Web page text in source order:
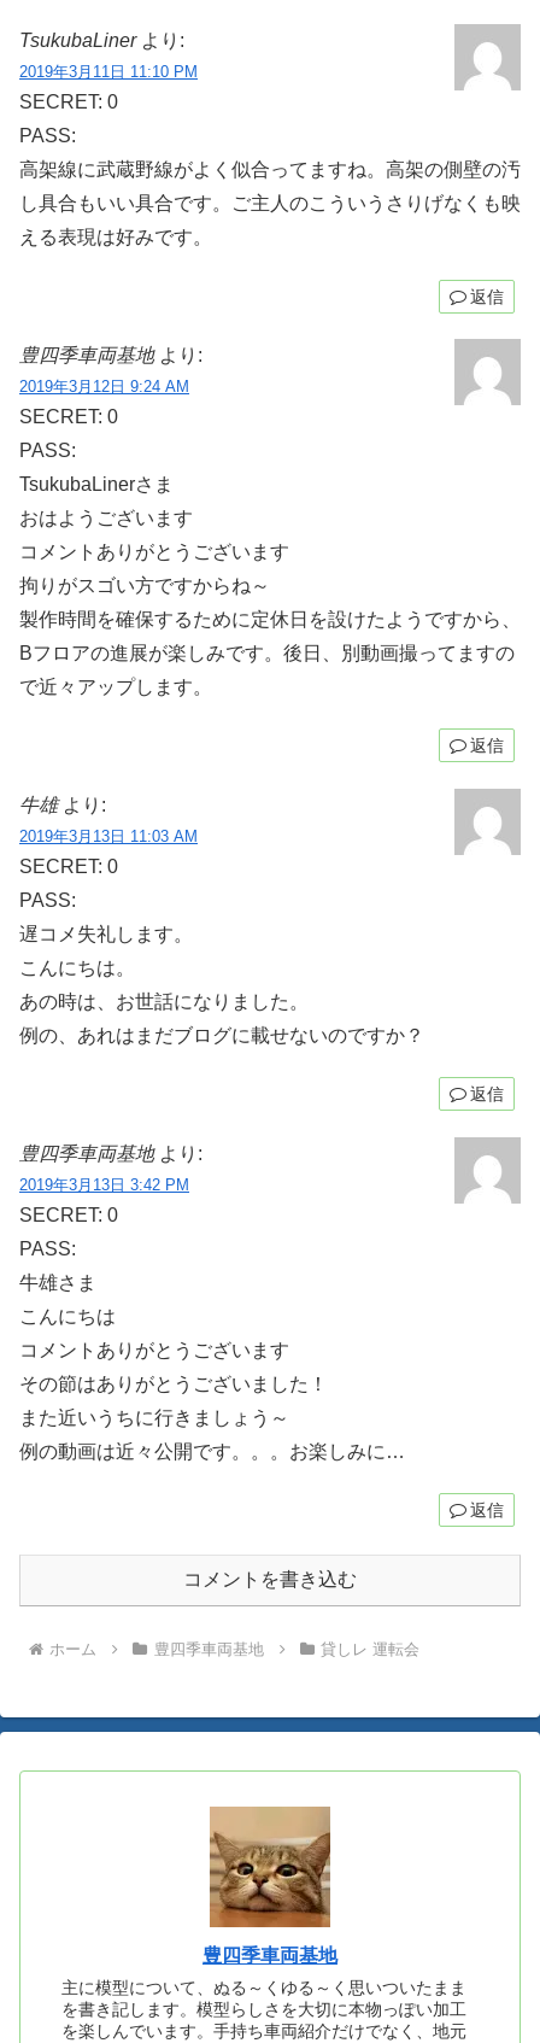
TsukubaLiner より:
2019年3月11日 11:10 PM
SECRET: 0
PASS:
高架線に武蔵野線がよく似合ってますね。高架の側壁の汚
し具合もいい具合です。ご主人のこういうさりげなくも映
える表現は好みです。
返信
豊四季車両基地 より:
2019年3月12日 9:24 AM
SECRET: 0
PASS:
TsukubaLinerさま
おはようございます
コメントありがとうございます
拘りがスゴい方ですからね～
製作時間を確保するために定休日を設けたようですから、
Bフロアの進展が楽しみです。後日、別動画撮ってますの
で近々アップします。
返信
牛雄 より:
2019年3月13日 11:03 AM
SECRET: 0
PASS:
遅コメ失礼します。
こんにちは。
あの時は、お世話になりました。
例の、あれはまだブログに載せないのですか？
返信
豊四季車両基地 より:
2019年3月13日 3:42 PM
SECRET: 0
PASS:
牛雄さま
こんにちは
コメントありがとうございます
その節はありがとうございました！
また近いうちに行きましょう～
例の動画は近々公開です。。。お楽しみに…
返信
コメントを書き込む
ホーム 豊四季車両基地 貸しレ 運転会
豊四季車両基地
主に模型について、ぬる～くゆる～く思いついたまま
を書き記します。模型らしさを大切に本物っぽい加工
を楽しんでいます。手持ち車両紹介だけでなく、地元